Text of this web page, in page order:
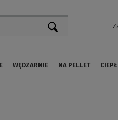
WĘDZARNIE NA PELLET